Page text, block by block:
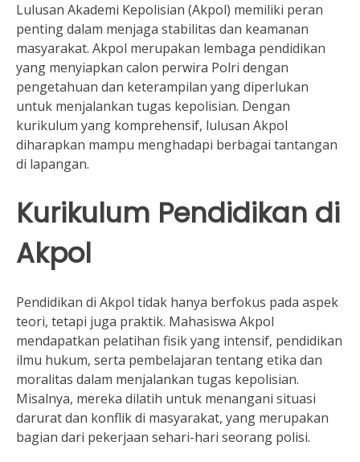
Lulusan Akademi Kepolisian (Akpol) memiliki peran
penting dalam menjaga stabilitas dan keamanan
masyarakat. Akpol merupakan lembaga pendidikan
yang menyiapkan calon perwira Polri dengan
pengetahuan dan keterampilan yang diperlukan
untuk menjalankan tugas kepolisian. Dengan
kurikulum yang komprehensif, lulusan Akpol
diharapkan mampu menghadapi berbagai tantangan
di lapangan.
Kurikulum Pendidikan di
Akpol
Pendidikan di Akpol tidak hanya berfokus pada aspek
teori, tetapi juga praktik. Mahasiswa Akpol
mendapatkan pelatihan fisik yang intensif, pendidikan
ilmu hukum, serta pembelajaran tentang etika dan
moralitas dalam menjalankan tugas kepolisian.
Misalnya, mereka dilatih untuk menangani situasi
darurat dan konflik di masyarakat, yang merupakan
bagian dari pekerjaan sehari-hari seorang polisi.